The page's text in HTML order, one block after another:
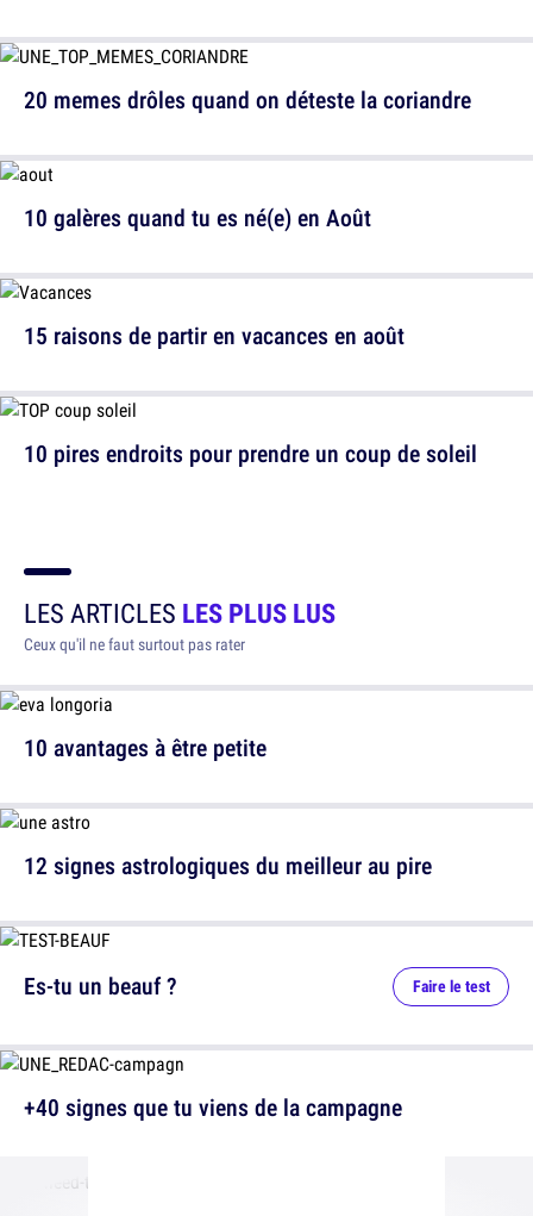
20 memes drôles quand on déteste la coriandre
15 raisons de partir en vacances en août
10 galères quand tu es né(e) en Août
10 pires endroits pour prendre un coup de soleil
LES ARTICLES LES PLUS LUS
Ceux qu'il ne faut surtout pas rater
10 avantages à être petite
12 signes astrologiques du meilleur au pire
Es-tu un beauf ? Faire le test
+40 signes que tu viens de la campagne